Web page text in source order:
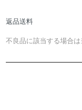
返品送料
不良品に該当する場合は